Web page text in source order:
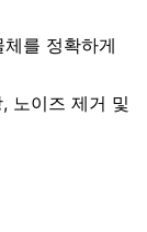
를 정확하게
노이즈 제거 및